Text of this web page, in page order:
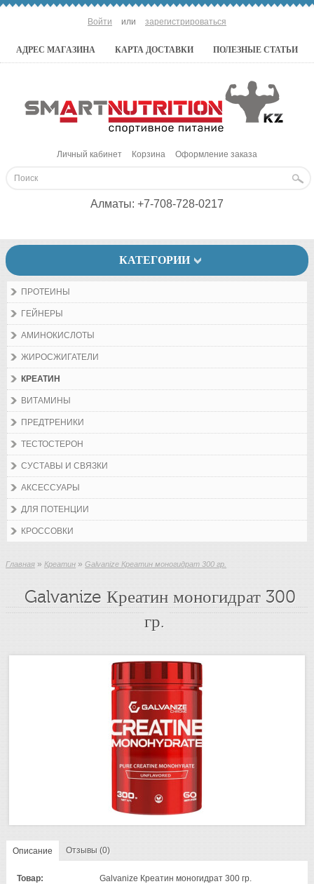
Войти или зарегистрироваться
АДРЕС МАГАЗИНА КАРТА ДОСТАВКИ ПОЛЕЗНЫЕ СТАТЬИ
Личный кабинет Корзина Оформление заказа
Алматы: +7-708-728-0217
КАТЕГОРИИ
ПРОТЕИНЫ
ГЕЙНЕРЫ
АМИНОКИСЛОТЫ
ЖИРОСЖИГАТЕЛИ
КРЕАТИН
ВИТАМИНЫ
ПРЕДТРЕНИКИ
ТЕСТОСТЕРОН
СУСТАВЫ И СВЯЗКИ
АКСЕССУАРЫ
ДЛЯ ПОТЕНЦИИ
КРОССОВКИ
Главная » Креатин » Galvanize Креатин моногидрат 300 гр.
Galvanize Креатин моногидрат 300
гр.
Описание Отзывы (0)
Товар:
Galvanize Креатин моногидрат 300 гр.